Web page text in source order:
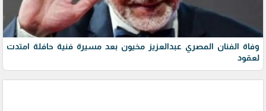
وفاة الفنان المصري عبدالعزيز مخيون بعد مسيرة فنية حافلة امتدت
لعقود